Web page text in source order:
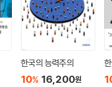
한국의 능력주의
10% 16,200원